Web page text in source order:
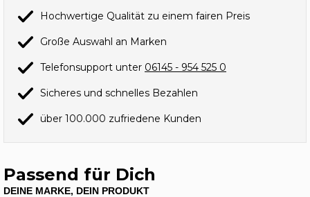
Hochwertige Qualität zu einem fairen Preis
Große Auswahl an Marken
Telefonsupport unter 06145 - 954 525 0
Sicheres und schnelles Bezahlen
über 100.000 zufriedene Kunden
Passend für Dich
DEINE MARKE, DEIN PRODUKT